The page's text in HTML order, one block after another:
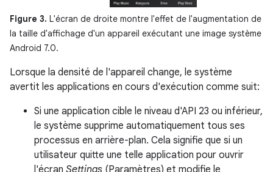
Figure 3. L'écran de droite montre l'effet de l'augmentation de
la taille d'affichage d'un appareil exécutant une image système
Android 7.0.
Lorsque la densité de l'appareil change, le système
avertit les applications en cours d'exécution comme suit:
Si une application cible le niveau d'API 23 ou inférieur,
le système supprime automatiquement tous ses
processus en arrière-plan. Cela signifie que si un
utilisateur quitte une telle application pour ouvrir